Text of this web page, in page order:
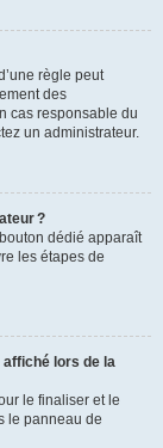
règle peut
des
cas responsable du
un administrateur.
?
dédié apparaît
les étapes de
lors de la
le finaliser et le
le panneau de